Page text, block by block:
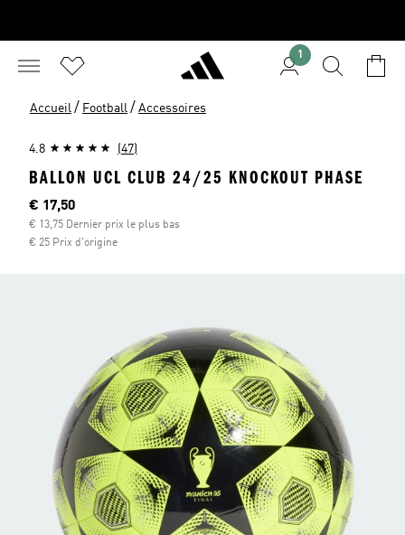
1
Accueil / Football / Accessoires
4.8 (47)
BALLON UCL CLUB 24/25 KNOCKOUT PHASE
Current price
€ 17,50
€ 13,75 Dernier prix le plus bas
€ 25 Prix d'origine